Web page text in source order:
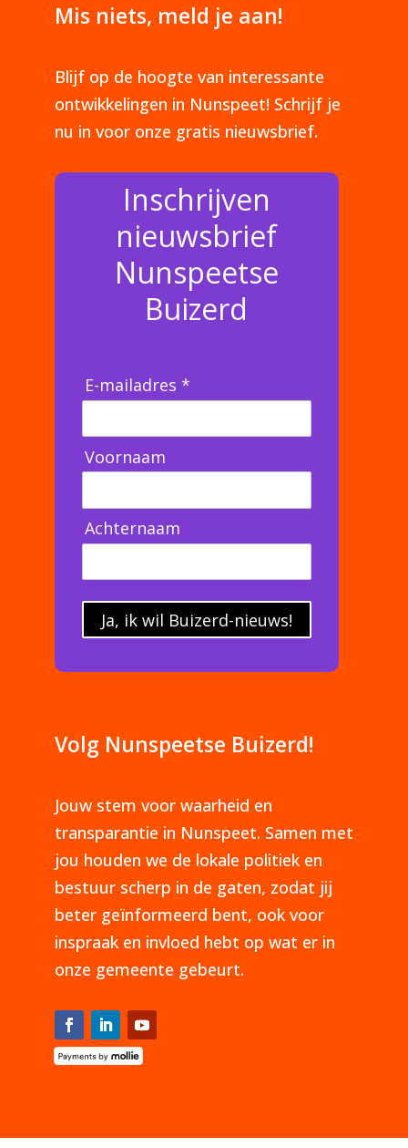
Mis niets, meld je aan!
Blijf op de hoogte van interessante
ontwikkelingen in Nunspeet! Schrijf je
nu in voor onze gratis nieuwsbrief.
Inschrijven
nieuwsbrief
Nunspeetse
Buizerd
E-mailadres *
Voornaam
Achternaam
Ja, ik wil Buizerd-nieuws!
Volg Nunspeetse Buizerd!
Jouw stem voor waarheid en
transparantie in Nunspeet. Samen met
jou houden we de lokale politiek en
bestuur scherp in de gaten, zodat jij
beter geïnformeerd bent, ook voor
inspraak en invloed hebt op wat er in
onze gemeente gebeurt.